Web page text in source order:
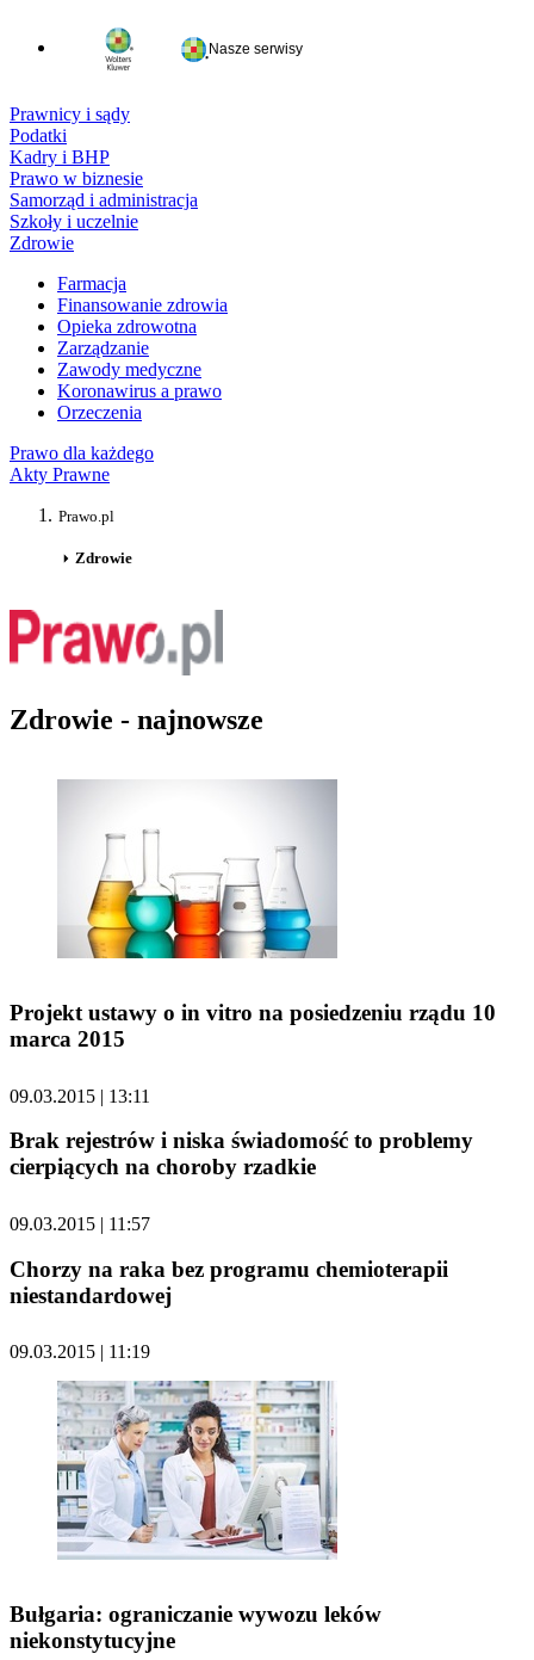
Nasze serwisy
Prawnicy i sądy
Podatki
Kadry i BHP
Prawo w biznesie
Samorząd i administracja
Szkoły i uczelnie
Zdrowie
Farmacja
Finansowanie zdrowia
Opieka zdrowotna
Zarządzanie
Zawody medyczne
Koronawirus a prawo
Orzeczenia
Prawo dla każdego
Akty Prawne
Prawo.pl
Zdrowie
Zdrowie - najnowsze
Projekt ustawy o in vitro na posiedzeniu rządu 10
marca 2015
09.03.2015 | 13:11
Brak rejestrów i niska świadomość to problemy
cierpiących na choroby rzadkie
09.03.2015 | 11:57
Chorzy na raka bez programu chemioterapii
niestandardowej
09.03.2015 | 11:19
Bułgaria: ograniczanie wywozu leków
niekonstytucyjne